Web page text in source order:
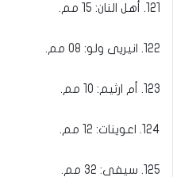
121. أهل النان: 15 مم.
122. انيريى ولو: 08 مم.
123. أم ارثيم: 10 مم.
124. اعوينات: 12 مم.
125. سيفى: 32 مم.